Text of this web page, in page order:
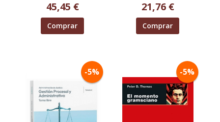
45,45 €
Comprar
21,76 €
Comprar
-5% -5%